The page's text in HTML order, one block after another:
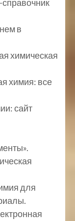
в
химическая
химия: все
сайт
для